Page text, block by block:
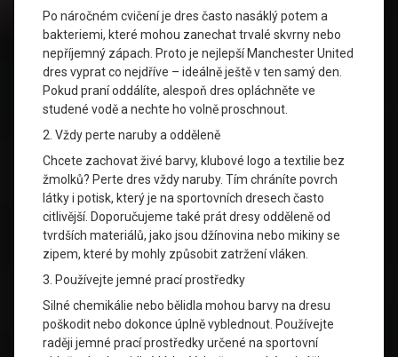
Po náročném cvičení je dres často nasáklý potem a
bakteriemi, které mohou zanechat trvalé skvrny nebo
nepříjemný zápach. Proto je nejlepší Manchester United
dres vyprat co nejdříve – ideálně ještě v ten samý den.
Pokud praní oddálíte, alespoň dres opláchněte ve
studené vodě a nechte ho volně proschnout.
2. Vždy perte naruby a odděleně
Chcete zachovat živé barvy, klubové logo a textilie bez
žmolků? Perte dres vždy naruby. Tím chráníte povrch
látky i potisk, který je na sportovních dresech často
citlivější. Doporučujeme také prát dresy odděleně od
tvrdších materiálů, jako jsou džínovina nebo mikiny se
zipem, které by mohly způsobit zatržení vláken.
3. Používejte jemné prací prostředky
Silné chemikálie nebo bělidla mohou barvy na dresu
poškodit nebo dokonce úplně vyblednout. Používejte
raději jemné prací prostředky určené na sportovní